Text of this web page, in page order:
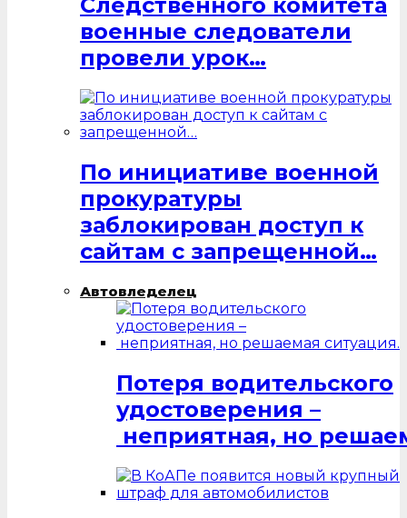
Следственного комитета
военные следователи
провели урок…
По инициативе военной
прокуратуры
заблокирован доступ к
сайтам с запрещенной…
Автовледелец
Потеря водительского
удостоверения –
неприятная, но